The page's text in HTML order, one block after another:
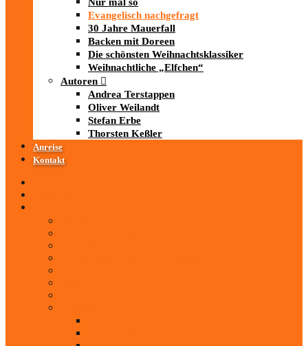
Evangelisch nachgefragt
30 Jahre Mauerfall
Backen mit Doreen
Die schönsten Weihnachtsklassiker
Weihnachtliche „Elfchen“
Autoren
Andrea Terstappen
Oliver Weilandt
Stefan Erbe
Thorsten Keßler
Anreise
Kontakt